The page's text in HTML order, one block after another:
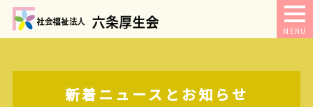
MENU
新着ニュースとお知らせ